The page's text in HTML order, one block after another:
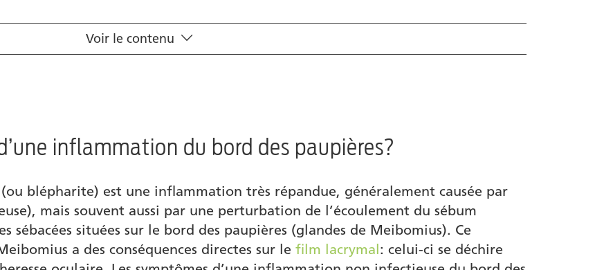
du bord des paupières?
Voir le contenu
inflammation du bord des paupières?
blépharite) est une inflammation très répandue, généralement causée par
mais souvent aussi par une perturbation de l’écoulement du sébum
sébacées situées sur le bord des paupières (glandes de Meibomius). Ce
a des conséquences directes sur le film lacrymal: celui-ci se déchire